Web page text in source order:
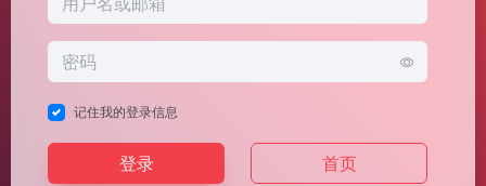
记住我的登录信息
登录 首页